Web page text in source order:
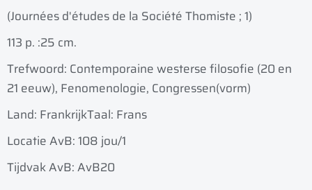
(Journées d'études de la Société Thomiste ; 1)
113 p. :25 cm.
Trefwoord: Contemporaine westerse filosofie (20 en
21 eeuw), Fenomenologie, Congressen(vorm)
Land: FrankrijkTaal: Frans
Locatie AvB: 108 jou/1
Tijdvak AvB: AvB20